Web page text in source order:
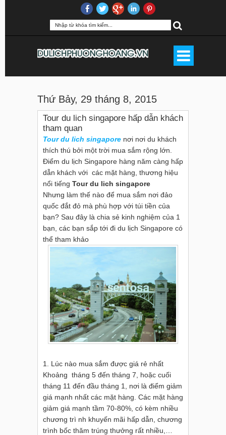
Thứ Bảy, 29 tháng 8, 2015
Tour du lich singapore hấp dẫn khách
tham quan
Tour du lich singapore nơi nơi du khách
thích thú bởi một trời mua sắm rộng lớn.
Điểm du lịch Singapore hàng năm càng hấp
dẫn khách với các mặt hàng, thương hiệu
nổi tiếng Tour du lich singapore
Nhưng làm thế nào để mua sắm nơi đảo
quốc đắt đỏ mà phù hợp với túi tiền của
bạn? Sau đây là chia sẻ kinh nghiệm của 1
bạn, các bạn sắp tới đi du lịch Singapore có
thể tham khảo
1. Lúc nào mua sắm được giá rẻ nhất
Khoảng tháng 5 đến tháng 7, hoặc cuối
tháng 11 đến đầu tháng 1, nơi là điểm giảm
giá mạnh nhất các mặt hàng. Các mặt hàng
giảm giá mạnh tầm 70-80%, có kèm nhiều
chương trì nh khuyến mãi hấp dẫn, chương
trình bốc thăm trúng thưởng rất nhiều,…